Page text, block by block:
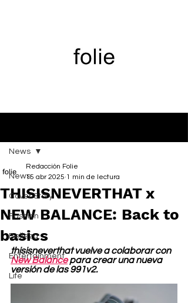
News
Cover Story
Fashion
Belleza
Entertainment
Life
News
THISISNEVERTHAT x
NEW BALANCE: Back to
basics
Redacción Folie
15 abr 2025 1 min de lectura
thisisneverthat vuelve a colaborar con
New Balance para crear una nueva
versión de las 991v2.